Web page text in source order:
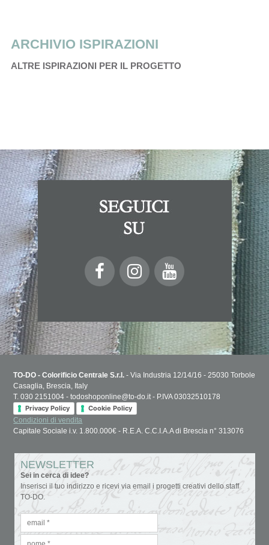
ARCHIVIO ISPIRAZIONI
ALTRE ISPIRAZIONI PER IL PROGETTO
TO-DO - Colorificio Centrale S.r.l. - Via Industria 12/14/16 - 25030 Torbole
Casaglia, Brescia, Italy
T. 030 2151004 - todoshoponline@to-do.it - P.IVA 03032510178
Privacy Policy
Cookie Policy
Condizioni di vendita
Capitale Sociale i.v. 1.800.000€ - R.E.A. C.C.I.A.A di Brescia n° 313076
NEWSLETTER
Sei in cerca di idee?
Inserisci il tuo indirizzo e ricevi via email i progetti creativi dello staff
TO-DO.